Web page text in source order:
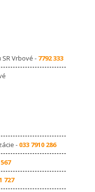
Vrbové - 7792 333
- 033 7910 286
727